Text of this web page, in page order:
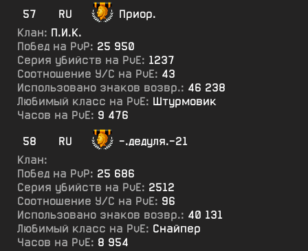
57 RU
Приор.
Клан: П.И.К.
Побед на PvP: 25 950
Серия убийств на PvE: 1237
Соотношение У/С на PvE: 43
Использовано знаков возвр.: 46 238
Любимый класс на PvE: Штурмовик
Часов на PvE: 9 476
58
RU
-.дедуля.-21
Клан:
Побед на PvP: 25 686
Серия убийств на PvE: 2512
Соотношение У/С на PvE: 96
Использовано знаков возвр.: 40 131
Любимый класс на PvE: Снайпер
Часов на PvE: 8 954